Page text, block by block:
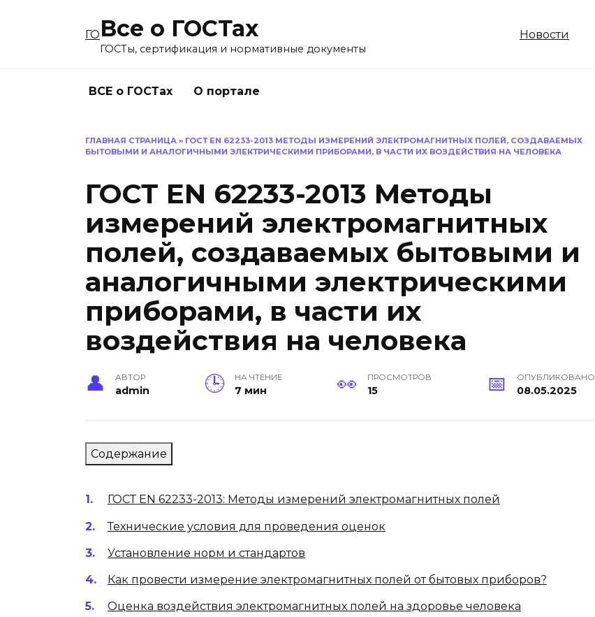
ГО Все о ГОСТах
ГОСТы, сертификация и нормативные документы
Новости
ВСЕ о ГОСТах О портале
ГЛАВНАЯ СТРАНИЦА » ГОСТ EN 62233-2013 МЕТОДЫ ИЗМЕРЕНИЙ ЭЛЕКТРОМАГНИТНЫХ ПОЛЕЙ, СОЗДАВАЕМЫХ
БЫТОВЫМИ И АНАЛОГИЧНЫМИ ЭЛЕКТРИЧЕСКИМИ ПРИБОРАМИ, В ЧАСТИ ИХ ВОЗДЕЙСТВИЯ НА ЧЕЛОВЕКА
ГОСТ EN 62233-2013 Методы
измерений электромагнитных
полей, создаваемых бытовыми и
аналогичными электрическими
приборами, в части их
воздействия на человека
АВТОР
admin
НА ЧТЕНИЕ
7 мин
ПРОСМОТРОВ
15
ОПУБЛИКОВАНО
08.05.2025
Содержание
ГОСТ EN 62233-2013: Методы измерений электромагнитных полей
Технические условия для проведения оценок
Установление норм и стандартов
Как провести измерение электромагнитных полей от бытовых приборов?
Оценка воздействия электромагнитных полей на здоровье человека